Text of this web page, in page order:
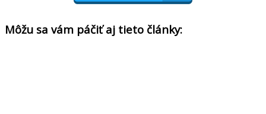
Môžu sa vám páčiť aj tieto články: